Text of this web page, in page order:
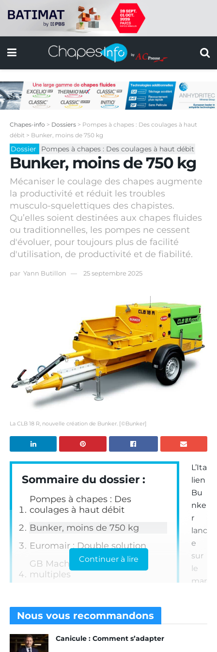
Chapes-info > Dossiers > Pompes à chapes : Des coulages à haut
débit > Bunker, moins de 750 kg
Dossier Pompes à chapes : Des coulages à haut débit
Bunker, moins de 750 kg
Mécaniser le coulage des chapes augmente
la productivité et réduit les troubles
musculo-squelettiques des chapistes.
Qu’elles soient destinées aux chapes fluides
ou traditionnelles, les pompes ne cessent
d'évoluer, pour toujours plus de facilité
d'utilisation, de productivité et de fiabilité.
par Yann Butillon 25 septembre 2025
La CLB 18 R, nouvelle création de Bunker. [©Bunker]
Sommaire du dossier :
Pompes à chapes : Des
coulages à haut débit
Bunker, moins de 750 kg
Euromair : Double solution
GB Machines, évolutions
multiples
Lancy/Putzmeister, le large
catalogue
Loop’Hole, le révolutionnaire
concept Octopus
L’Ita
lien
Bu
nke
r
lanc
e
sur
le
mar
Continuer à lire
Nous vous recommandons
Canicule : Comment s’adapter